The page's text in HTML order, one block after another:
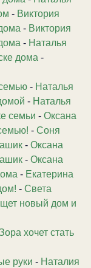
- Виктория
- Виктория
- Наталья
дома -
- Наталья
- Наталья
семьи - Оксана
- Соня
- Оксана
- Оксана
- Екатерина
- Света
новый дом и
хочет стать
руки - Наталия